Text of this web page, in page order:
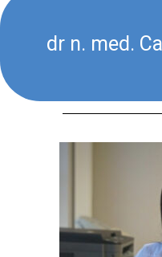
dr n. med.